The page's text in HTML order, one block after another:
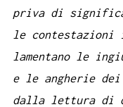
priva di
le contestazioni
lamentano le
e le angherie
dalla lettura di